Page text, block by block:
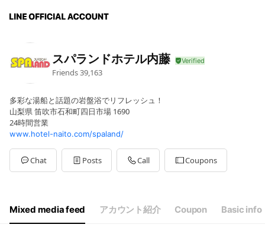
スパランドホテル内藤
Friends39,163
多彩な湯船と話題の岩盤浴でリフレッシュ！
山梨県 笛吹市石和町四日市場 1690
24時間営業
www.hotel-naito.com/spaland/
Chat Posts Call Coupons
Mixed media feed アカウント紹介 Coupon Basic info